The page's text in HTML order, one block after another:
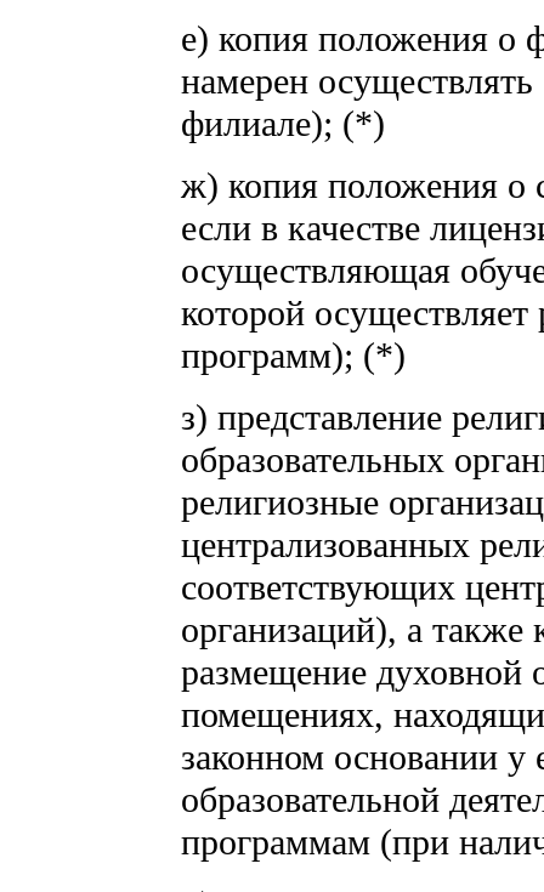
е) копия положения о
намерен осуществлять
филиале); (*)
ж) копия положения о
если в качестве
осуществляющая
которой
программ); (*)
з) представление
образовательных
религиозные
централизованных
соответствующих
организаций), а
размещение духовной
помещениях,
законном основании у
образовательной
программам (при